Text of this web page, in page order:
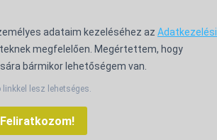
adataim kezeléséhez az Adatkezelési
megfelelően. Megértettem, hogy
bármikor lehetőségem van.
lesz lehetséges.
Feliratkozom!